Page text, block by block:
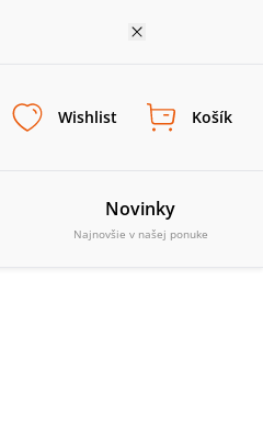
Wishlist Košík
Novinky
Najnovšie v našej ponuke